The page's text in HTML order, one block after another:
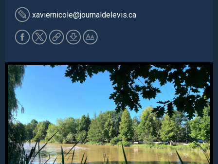
xaviernicole@journaldelevis.ca